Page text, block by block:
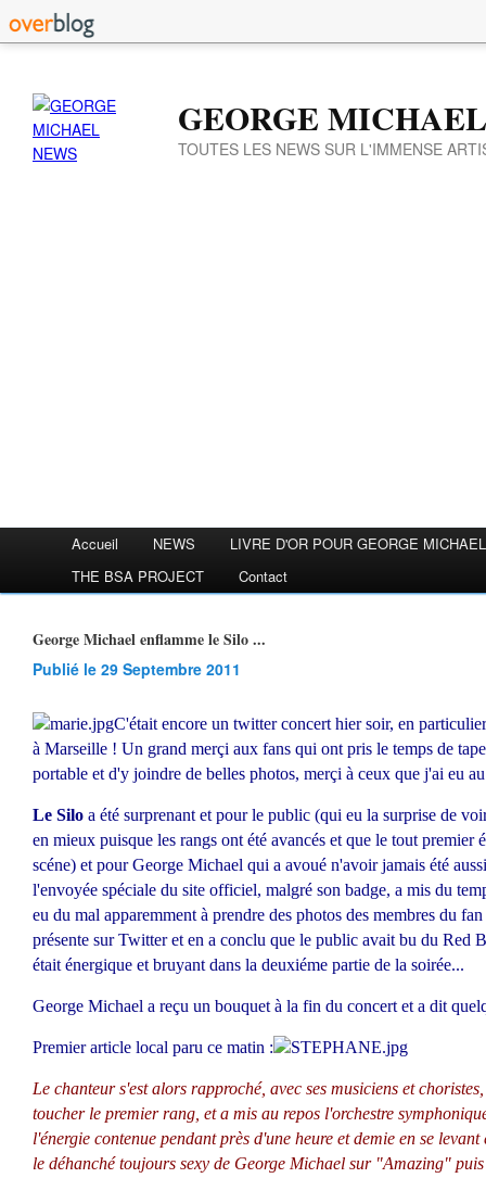
GEORGE
TOUTES LES NEWS SUR L'IMMENSE
Accueil NEWS
LIVRE D'OR POUR GEORGE MICHAEL
THE BSA PROJECT
Contact
George Michael enflamme le Silo ...
Publié le 29 Septembre 2011
C'était encore un twitter concert hier soir, en
à Marseille ! Un grand merçi aux fans qui ont pris le temps de
portable et d'y joindre de belles photos, merçi à ceux que j'ai eu
Le Silo a été surprenant et pour le public (qui eu la surprise de
en mieux puisque les rangs ont été avancés et que le tout premier
scéne) et pour George Michael qui a avoué n'avoir jamais été
l'envoyée spéciale du site officiel, malgré son badge, a mis du
eu du mal apparemment à prendre des photos des membres du
présente sur Twitter et en a conclu que le public avait bu du Red
était énergique et bruyant dans la deuxiéme partie de la soirée...
George Michael a reçu un bouquet à la fin du concert et a dit
Premier article local paru ce matin :
Le chanteur s'est alors rapproché, avec ses musiciens et
toucher le premier rang, et a mis au repos l'orchestre
l'énergie contenue pendant près d'une heure et demie en se
le déhanché toujours sexy de George Michael sur "Amazing"